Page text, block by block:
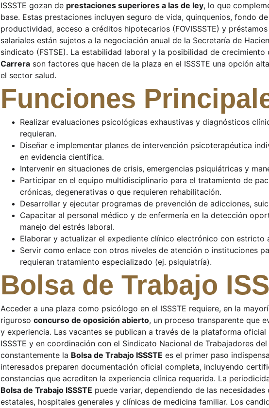
ISSSTE gozan de prestaciones superiores a las de ley, lo que
base. Estas prestaciones incluyen seguro de vida, quinquenios, fondo
productividad, acceso a créditos hipotecarios (FOVISSSTE) y
salariales están sujetos a la negociación anual de la Secretaría de
sindicato (FSTSE). La estabilidad laboral y la posibilidad de crecimiento
Carrera son factores que hacen de la plaza en el ISSSTE una opción
el sector salud.
Funciones
Realizar evaluaciones psicológicas exhaustivas y diagnósticos
requieran.
Diseñar e implementar planes de intervención psicoterapéutica
en evidencia científica.
Intervenir en situaciones de crisis, emergencias psiquiátricas y
Participar en el equipo multidisciplinario para el tratamiento de
crónicas, degenerativas o que requieren rehabilitación.
Desarrollar y ejecutar programas de prevención de adicciones,
Capacitar al personal médico y de enfermería en la detección
manejo del estrés laboral.
Elaborar y actualizar el expediente clínico electrónico con estricto
Servir como enlace con otros niveles de atención o instituciones
requieran tratamiento especializado (ej. psiquiatría).
Bolsa de Trabajo
Acceder a una plaza como psicólogo en el ISSSTE requiere, en la
riguroso concurso de oposición abierto, un proceso transparente que
y experiencia. Las vacantes se publican a través de la plataforma oficial
ISSSTE y en coordinación con el Sindicato Nacional de Trabajadores del
constantemente la Bolsa de Trabajo ISSSTE es el primer paso
interesados preparen documentación oficial completa, incluyendo
constancias que acrediten la experiencia clínica requerida. La
Bolsa de Trabajo ISSSTE puede variar, dependiendo de las
estatales, hospitales generales y clínicas de medicina familiar. Los